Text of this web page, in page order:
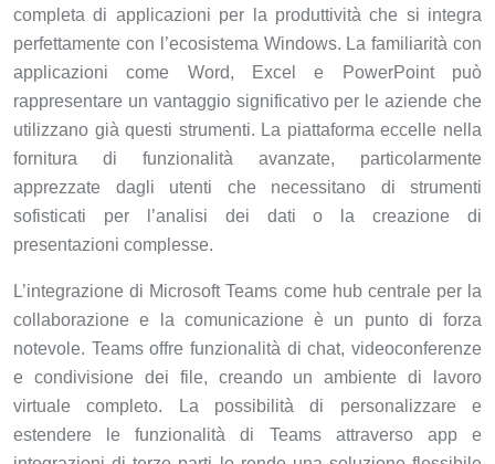
completa di applicazioni per la produttività che si integra
perfettamente con l’ecosistema Windows. La familiarità con
applicazioni come Word, Excel e PowerPoint può
rappresentare un vantaggio significativo per le aziende che
utilizzano già questi strumenti. La piattaforma eccelle nella
fornitura di funzionalità avanzate, particolarmente
apprezzate dagli utenti che necessitano di strumenti
sofisticati per l’analisi dei dati o la creazione di
presentazioni complesse.
L’integrazione di Microsoft Teams come hub centrale per la
collaborazione e la comunicazione è un punto di forza
notevole. Teams offre funzionalità di chat, videoconferenze
e condivisione dei file, creando un ambiente di lavoro
virtuale completo. La possibilità di personalizzare e
estendere le funzionalità di Teams attraverso app e